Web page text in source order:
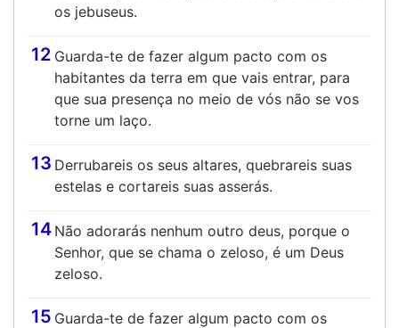
os jebuseus.
12 Guarda-te de fazer algum pacto com os
habitantes da terra em que vais entrar, para
que sua presença no meio de vós não se vos
torne um laço.
13 Derrubareis os seus altares, quebrareis suas
estelas e cortareis suas asserás.
14 Não adorarás nenhum outro deus, porque o
Senhor, que se chama o zeloso, é um Deus
zeloso.
15 Guarda-te de fazer algum pacto com os